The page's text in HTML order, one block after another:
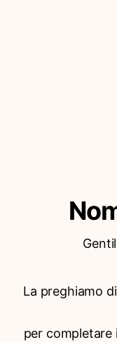
La preghiamo
per completare